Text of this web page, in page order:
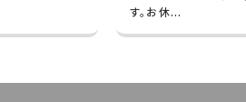
す。お休...